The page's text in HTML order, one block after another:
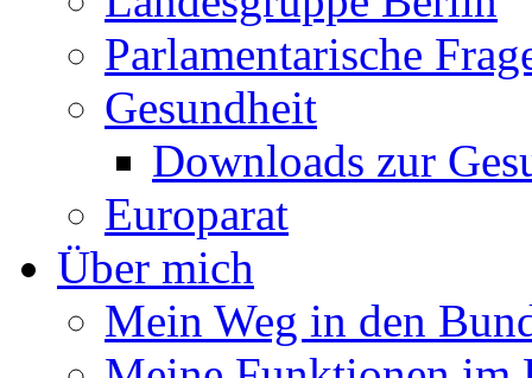
Parlamentarische
Gesundheit
Downloads zur
Europarat
Über mich
Mein Weg in den